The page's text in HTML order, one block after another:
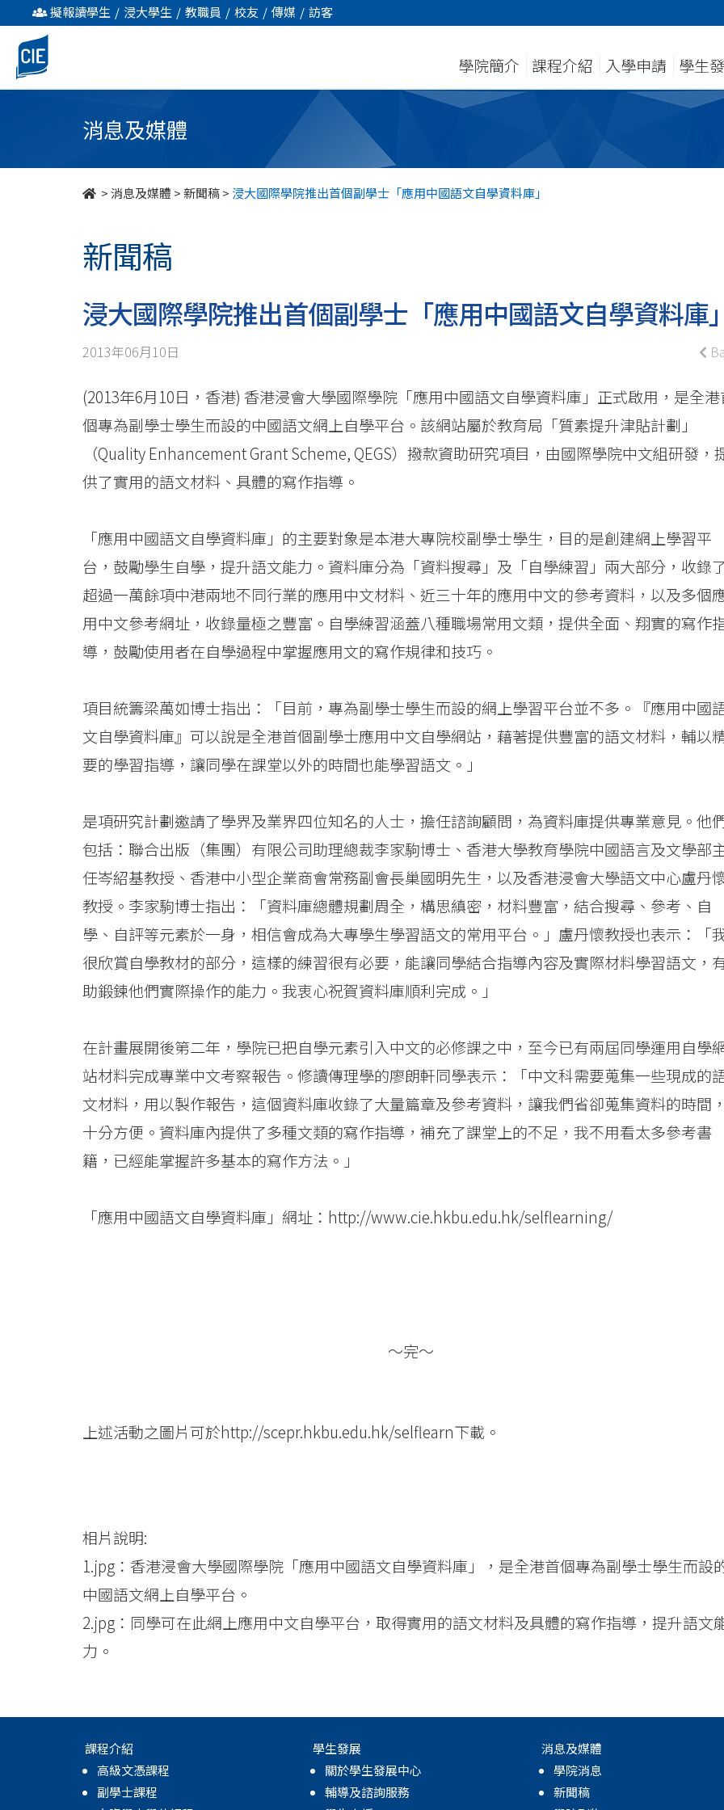
浸
大
國
擬報讀學生 / 浸大學生 / 教職員 / 校友 / 傳媒 / 訪客
學院簡介 課程介紹 入學申請 學生
消息及媒體
>消息及媒體 >新聞稿> 浸大國際學院推出首個副學士「應用中國語文自學資料庫」
新聞稿
浸大國際學院推出首個副學士「應用中國語文自學資料庫」
2013年06月10日
(2013年6月10日，香港) 香港浸會大學國際學院「應用中國語文自學資料庫」正式啟用，是全港
個專為副學士學生而設的中國語文網上自學平台。該網站屬於教育局「質素提升津貼計劃」
（Quality Enhancement Grant Scheme, QEGS）撥款資助研究項目，由國際學院中文組研發，
供了實用的語文材料、具體的寫作指導。
「應用中國語文自學資料庫」的主要對象是本港大專院校副學士學生，目的是創建網上學習平
台，鼓勵學生自學，提升語文能力。資料庫分為「資料搜尋」及「自學練習」兩大部分，收錄
超過一萬餘項中港兩地不同行業的應用中文材料、近三十年的應用中文的參考資料，以及多個
用中文參考網址，收錄量極之豐富。自學練習涵蓋八種職場常用文類，提供全面、翔實的寫作
導，鼓勵使用者在自學過程中掌握應用文的寫作規律和技巧。
項目統籌梁萬如博士指出：「目前，專為副學士學生而設的網上學習平台並不多。『應用中國
文自學資料庫』可以說是全港首個副學士應用中文自學網站，藉著提供豐富的語文材料，輔以
要的學習指導，讓同學在課堂以外的時間也能學習語文。」
是項研究計劃邀請了學界及業界四位知名的人士，擔任諮詢顧問，為資料庫提供專業意見。他
包括：聯合出版（集團）有限公司助理總裁李家駒博士、香港大學教育學院中國語言及文學部
任岑紹基教授、香港中小型企業商會常務副會長巢國明先生，以及香港浸會大學語文中心盧丹
教授。李家駒博士指出：「資料庫總體規劃周全，構思縝密，材料豐富，結合搜尋、參考、自
學、自評等元素於一身，相信會成為大專學生學習語文的常用平台。」盧丹懷教授也表示：「
很欣賞自學教材的部分，這樣的練習很有必要，能讓同學結合指導內容及實際材料學習語文，
助鍛鍊他們實際操作的能力。我衷心祝賀資料庫順利完成。」
在計畫展開後第二年，學院已把自學元素引入中文的必修課之中，至今已有兩屆同學運用自學
站材料完成專業中文考察報告。修讀傳理學的廖朗軒同學表示：「中文科需要蒐集一些現成的
文材料，用以製作報告，這個資料庫收錄了大量篇章及參考資料，讓我們省卻蒐集資料的時間，
十分方便。資料庫內提供了多種文類的寫作指導，補充了課堂上的不足，我不用看太多參考書
籍，已經能掌握許多基本的寫作方法。」
「應用中國語文自學資料庫」網址： http://www.cie.hkbu.edu.hk/selflearning/
～完～
上述活動之圖片可於http://scepr.hkbu.edu.hk/selflearn下載。
相片說明:
1.jpg：香港浸會大學國際學院「應用中國語文自學資料庫」，是全港首個專為副學士學生而設
中國語文網上自學平台。
2.jpg：同學可在此網上應用中文自學平台，取得實用的語文材料及具體的寫作指導，提升語文
力。
課程介紹
高級文憑課程
副學士課程
學生發展
關於學生發展中心
輔導及諮詢服務
消息及媒體
學院消息
新聞稿